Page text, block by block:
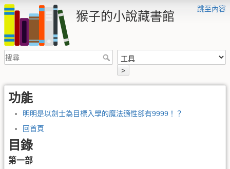
跳至內容
猴子的小說藏書館
>
功能
明明是以劍士為目標入學的魔法適性卻有9999！？
回首頁
目錄
第一部